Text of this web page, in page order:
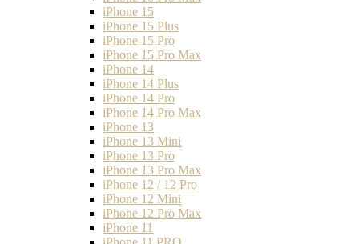
iPhone 15
iPhone 15 Plus
iPhone 15 Pro
iPhone 15 Pro Max
iPhone 14
iPhone 14 Plus
iPhone 14 Pro
iPhone 14 Pro Max
iPhone 13
iPhone 13 Mini
iPhone 13 Pro
iPhone 13 Pro Max
iPhone 12 / 12 Pro
iPhone 12 Mini
iPhone 12 Pro Max
iPhone 11